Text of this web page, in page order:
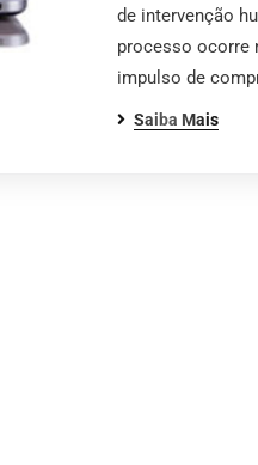
de intervenção
processo ocorre
impulso de
Saiba Mais